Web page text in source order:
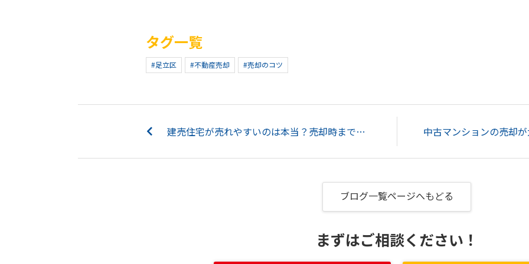
タグ一覧
#足立区 #不動産売却 #売却のコツ
建売住宅が売れやすいのは本当？売却時までの流れを解説！...
ブログ一覧ページへもどる
まずはご相談ください！